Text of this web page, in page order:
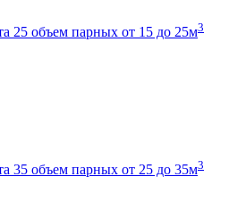
25 объем парных от 15 до 25м3
35 объем парных от 25 до 35м3